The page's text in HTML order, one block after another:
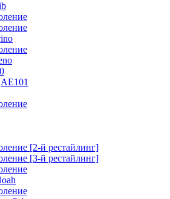
AE101
[2-й рестайлинг]
[3-й рестайлинг]